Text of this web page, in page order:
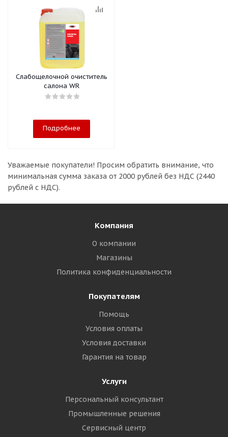
Слабощелочной очиститель
салона WR
Подробнее
Уважаемые покупатели! Просим обратить внимание, что
минимальная сумма заказа от 2000 рублей без НДС (2440
рублей с НДС).
Компания
О компании
Магазины
Политика конфиденциальности
Покупателям
Помощь
Условия оплаты
Условия доставки
Гарантия на товар
Услуги
Персональный консультант
Промышленные решения
Сервисный центр